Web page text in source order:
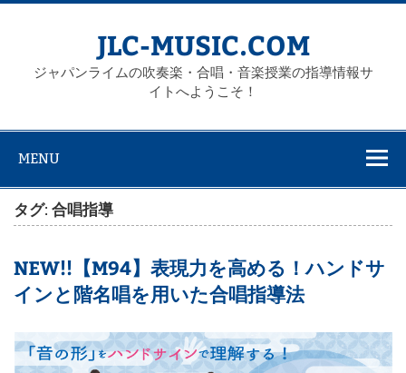
Skip
JLC-MUSIC.COM
ジャパンライムの吹奏楽・合唱・音楽授業の指導情報サ
イトへようこそ！
MENU
タグ: 合唱指導
NEW!!【M94】表現力を高める！ハンドサ
インと階名唱を用いた合唱指導法